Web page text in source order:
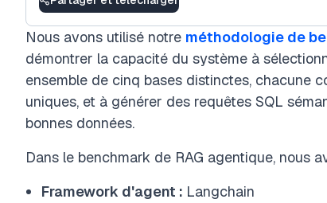
Nous avons utilisé notre méthodologie de
démontrer la capacité du système à
ensemble de cinq bases distinctes, chacune
uniques, et à générer des requêtes SQL
bonnes données.
Dans le benchmark de RAG agentique, nous
Framework d'agent : Langchain